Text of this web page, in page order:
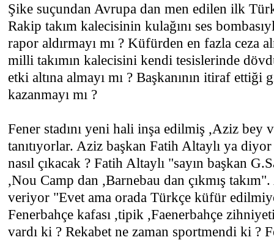
Şike suçundan Avrupa dan men edilen ilk Türk
Rakip takım kalecisinin kulağını ses
rapor aldırmayı mı ? Küfürden en fazla ceza
milli takımın kalecisini kendi tesislerinde
etki altına almayı mı ? Başkanının itiraf ettiği
kazanmayı mı ?
Fener stadını yeni hali inşa edilmiş ,Aziz bey
tanıtıyorlar. Aziz başkan Fatih Altaylı ya
nasıl çıkacak ? Fatih Altaylı "sayın başkan
,Nou Camp dan ,Barnebau dan çıkmış takım".
veriyor "Evet ama orada Türkçe küfür
Fenerbahçe kafası ,tipik ,Faenerbahçe
vardı ki ? Rekabet ne zaman sportmendi ki ?